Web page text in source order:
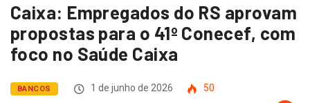
Caixa: Empregados do RS aprovam
propostas para o 41º Conecef, com
foco no Saúde Caixa
BANCOS 1 de junho de 2026
50